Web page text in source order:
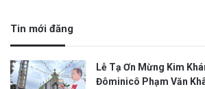
Tin mới đăng
Lễ Tạ Ơn Mừng Kim
Đôminicô Phạm Văn